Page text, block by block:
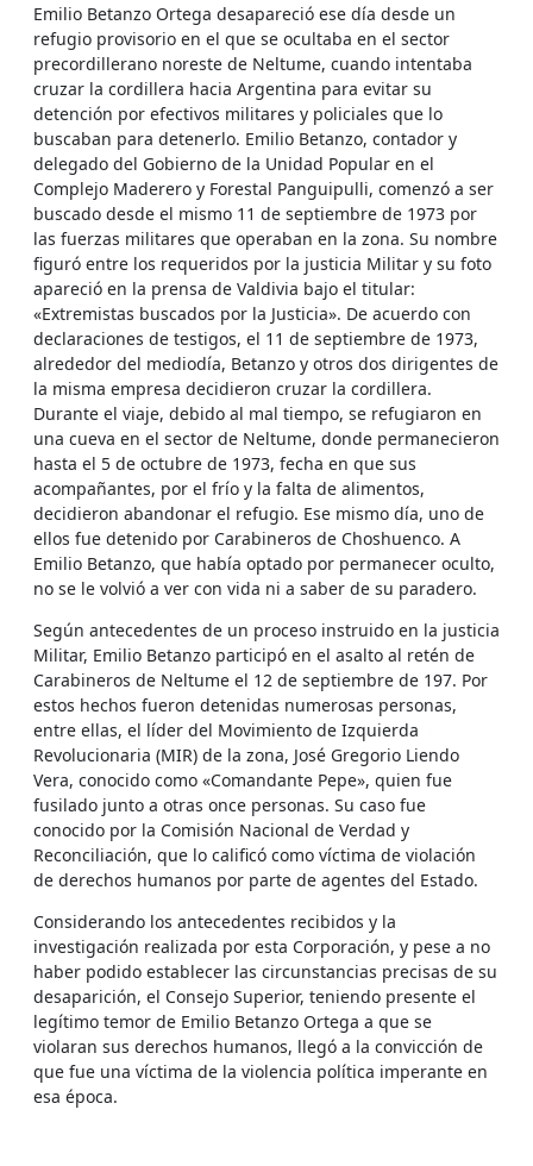
Emilio Betanzo Ortega desapareció ese día desde un
refugio provisorio en el que se ocultaba en el sector
precordillerano noreste de Neltume, cuando intentaba
cruzar la cordillera hacia Argentina para evitar su
detención por efectivos militares y policiales que lo
buscaban para detenerlo. Emilio Betanzo, contador y
delegado del Gobierno de la Unidad Popular en el
Complejo Maderero y Forestal Panguipulli, comenzó a ser
buscado desde el mismo 11 de septiembre de 1973 por
las fuerzas militares que operaban en la zona. Su nombre
figuró entre los requeridos por la justicia Militar y su foto
apareció en la prensa de Valdivia bajo el titular:
«Extremistas buscados por la Justicia». De acuerdo con
declaraciones de testigos, el 11 de septiembre de 1973,
alrededor del mediodía, Betanzo y otros dos dirigentes de
la misma empresa decidieron cruzar la cordillera.
Durante el viaje, debido al mal tiempo, se refugiaron en
una cueva en el sector de Neltume, donde permanecieron
hasta el 5 de octubre de 1973, fecha en que sus
acompañantes, por el frío y la falta de alimentos,
decidieron abandonar el refugio. Ese mismo día, uno de
ellos fue detenido por Carabineros de Choshuenco. A
Emilio Betanzo, que había optado por permanecer oculto,
no se le volvió a ver con vida ni a saber de su paradero.
Según antecedentes de un proceso instruido en la justicia
Militar, Emilio Betanzo participó en el asalto al retén de
Carabineros de Neltume el 12 de septiembre de 197. Por
estos hechos fueron detenidas numerosas personas,
entre ellas, el líder del Movimiento de Izquierda
Revolucionaria (MIR) de la zona, José Gregorio Liendo
Vera, conocido como «Comandante Pepe», quien fue
fusilado junto a otras once personas. Su caso fue
conocido por la Comisión Nacional de Verdad y
Reconciliación, que lo calificó como víctima de violación
de derechos humanos por parte de agentes del Estado.
Considerando los antecedentes recibidos y la
investigación realizada por esta Corporación, y pese a no
haber podido establecer las circunstancias precisas de su
desaparición, el Consejo Superior, teniendo presente el
legítimo temor de Emilio Betanzo Ortega a que se
violaran sus derechos humanos, llegó a la convicción de
que fue una víctima de la violencia política imperante en
esa época.